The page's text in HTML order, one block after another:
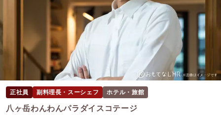
正社員 副料理長・スーシェフ ホテル・旅館
八ヶ岳わんわんパラダイスコテージ